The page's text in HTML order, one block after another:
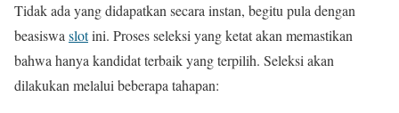
Tidak ada yang didapatkan secara instan, begitu pula dengan
beasiswa slotini. Proses seleksi yang ketat akan memastikan
bahwa hanya kandidat terbaik yang terpilih. Seleksi akan
dilakukan melalui beberapa tahapan: